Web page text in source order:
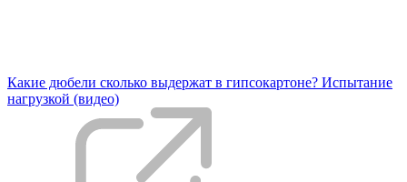
Какие дюбели сколько выдержат в гипсокартоне? Испытание
нагрузкой (видео)